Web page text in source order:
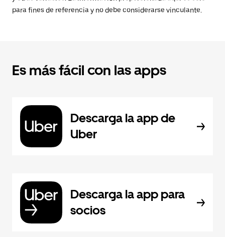
para fines de referencia y no debe considerarse vinculante.
Es más fácil con las apps
Descarga la app de
Uber
Descarga la app para
socios